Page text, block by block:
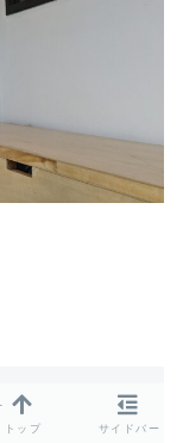
トップ サイドバー